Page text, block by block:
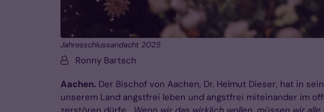
Jahresschlussandacht 2025
Von:Ronny Bartsch
Aachen. Der Bischof von Aachen, Dr. Helmut Dieser, hat in
unserem Land angstfrei leben und angstfrei miteinander im